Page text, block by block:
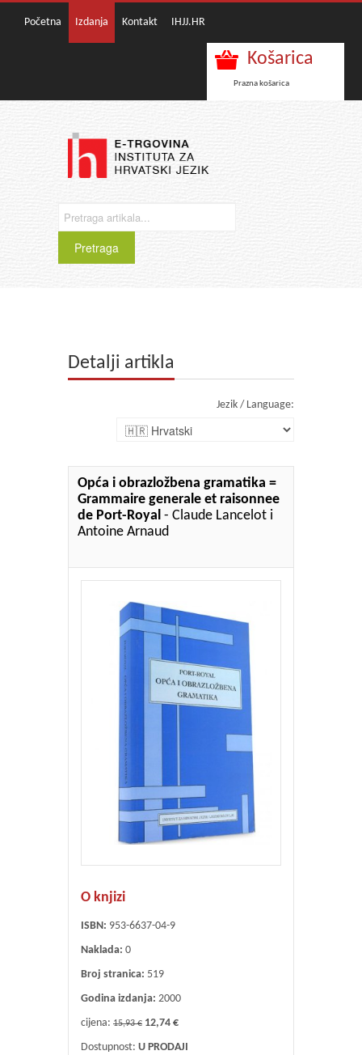
Početna Izdanja Kontakt IHJJ.HR
Košarica
Prazna košarica
Detalji artikla
Jezik / Language:
Opća i obrazložbena gramatika =
Grammaire generale et raisonnee
de Port-Royal - Claude Lancelot i
Antoine Arnaud
O knjizi
ISBN: 953-6637-04-9
Naklada: 0
Broj stranica: 519
Godina izdanja: 2000
cijena: 15,93 € 12,74 €
Dostupnost: U PRODAJI